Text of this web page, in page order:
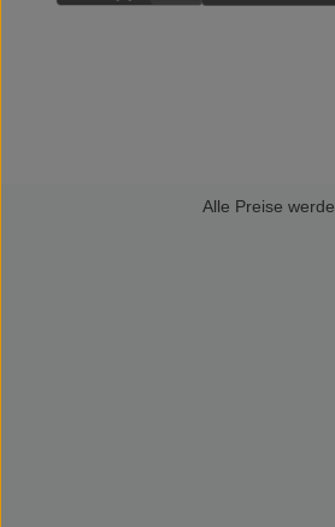
Alle Preise